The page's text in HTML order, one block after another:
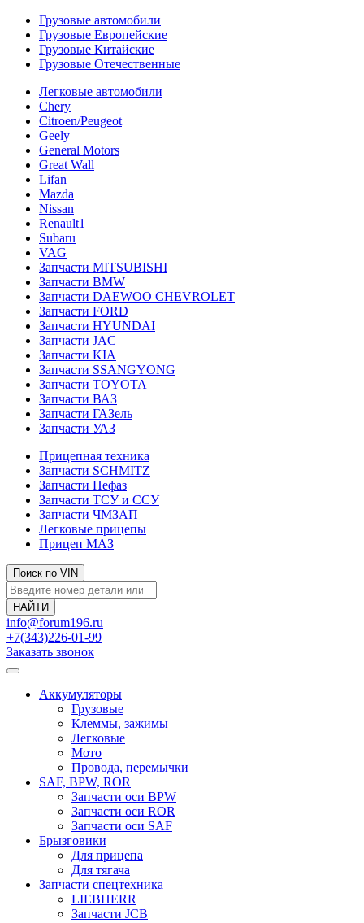
Грузовые автомобили
Грузовые Европейские
Грузовые Китайские
Грузовые Отечественные
Легковые автомобили
Chery
Citroen/Peugeot
Geely
General Motors
Great Wall
Lifan
Mazda
Nissan
Renault1
Subaru
VAG
Запчасти MITSUBISHI
Запчасти BMW
Запчасти DAEWOO CHEVROLET
Запчасти FORD
Запчасти HYUNDAI
Запчасти JAC
Запчасти KIA
Запчасти SSANGYONG
Запчасти TOYOTA
Запчасти ВАЗ
Запчасти ГАЗель
Запчасти УАЗ
Прицепная техника
Запчасти SCHMITZ
Запчасти Нефаз
Запчасти ТСУ и ССУ
Запчасти ЧМЗАП
Легковые прицепы
Прицеп МАЗ
Поиск по VIN
info@forum196.ru
+7(343)226-01-99
Заказать звонок
Аккумуляторы
Грузовые
Клеммы, зажимы
Легковые
Мото
Провода, перемычки
SAF, BPW, ROR
Запчасти оси BPW
Запчасти оси ROR
Запчасти оси SAF
Брызговики
Для прицепа
Для тягача
Запчасти спецтехника
LIEBHERR
Запчасти JCB